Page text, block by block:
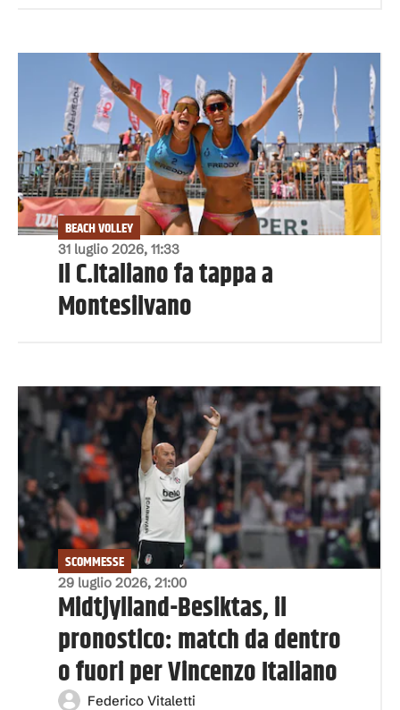
31 luglio 2026, 11:33
BEACH VOLLEY
Il C.Italiano fa tappa a
Montesilvano
29 luglio 2026, 21:00
SCOMMESSE
Midtjylland-Besiktas, il
pronostico: match da dentro
o fuori per Vincenzo Italiano
Federico Vitaletti